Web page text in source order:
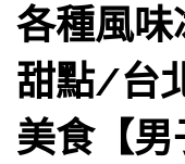
各種風味
甜點/台
美食【男